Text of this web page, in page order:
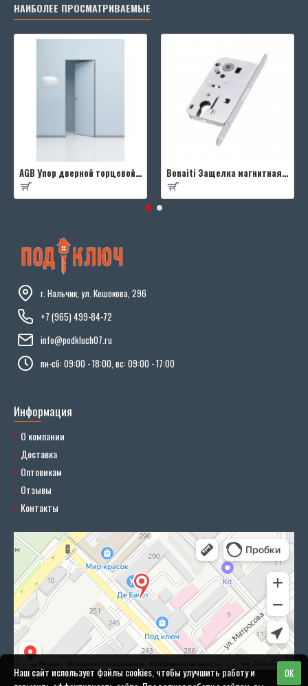
НАИБОЛЕЕ ПРОСМАТРИВАЕМЫЕ
AGB Упор дверной торцевой D003201593 (черный) Bonaiti Защелка магнитная B-FOURTY MATT CROME под цилиндр с отв.планкой 190 мм, матовый хром
г. Нальчик, ул. Кешокова, 296
+7 (965) 499-84-72
info@podkluch07.ru
пн-сб: 09:00 - 18:00, вс: 09:00 - 17:00
Информация
О компании
Доставка
Оптовикам
Отзывы
Контакты
OK
Наш сайт использует файлы cookies, чтобы улучшить работу и